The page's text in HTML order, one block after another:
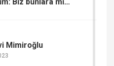
Biz bunlara mı
Mimiroğlu